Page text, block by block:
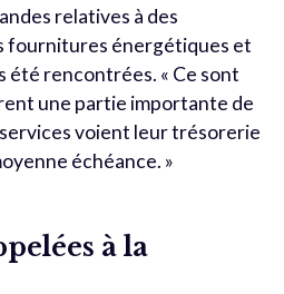
relatives à des
fournitures énergétiques et
été rencontrées. « Ce sont
une partie importante de
voient leur trésorerie
échéance. »
à la